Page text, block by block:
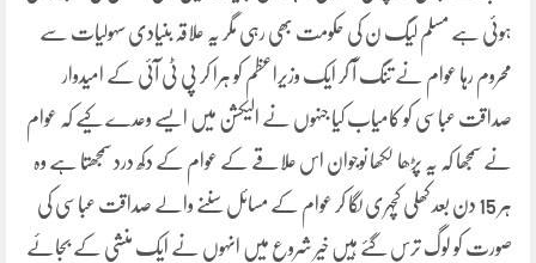
ہوئی ہے مسلم لیگ ن کی حکومت بھی رہی مگر یہ علاقہ بنیادی سہولیات سے
محروم رہا عوام نے تنگ آ کر ایک وزیراعظم کو ہرا کر پی ٹی آئی کے امیدوار
صداقت عباسی کو کامیاب کیا جنہوں نے الیکشن میں ایسے وعدے کیے کہ عوام
نے سمجھا کہ یہ پڑھا لکھا نوجوان اس علاقے کے عوام کے دکھ درد سمجھتا ہے وہ
ہر 15 دن بعد کھلی کچہری لگا کر عوام کے مسائل سننے والے صداقت عباسی کی
صورت کو لوگ ترس گئے ہیں خیر شروع میں انہوں نے ایک منشی کے بجائے